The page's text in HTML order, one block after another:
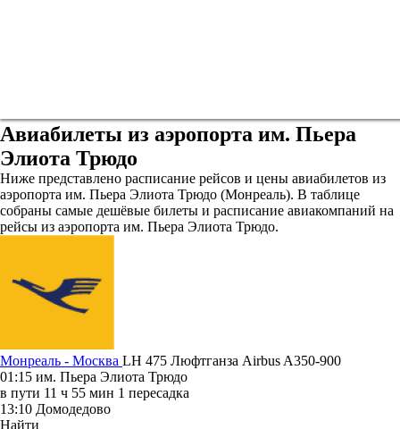
Авиабилеты из аэропорта им. Пьера
Элиота Трюдо
Ниже представлено расписание рейсов и цены авиабилетов из
аэропорта им. Пьера Элиота Трюдо (Монреаль). В таблице
собраны самые дешёвые билеты и расписание авиакомпаний на
рейсы из аэропорта им. Пьера Элиота Трюдо.
Монреаль - Москва LH 475 Люфтганза Airbus A350-900
01:15 им. Пьера Элиота Трюдо
в пути 11 ч 55 мин 1 пересадка
13:10 Домодедово
Найти